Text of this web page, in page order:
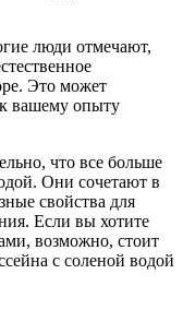
люди отмечают,
Это может
к вашему опыту
что все больше
Они сочетают в
свойства для
Если вы хотите
возможно, стоит
с соленой водой